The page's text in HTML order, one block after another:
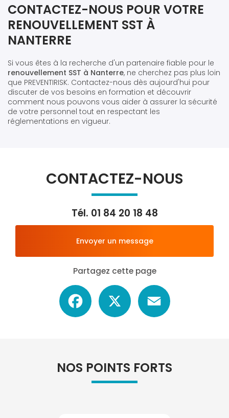
CONTACTEZ-NOUS POUR VOTRE
RENOUVELLEMENT SST À
NANTERRE
Si vous êtes à la recherche d'un partenaire fiable pour le
renouvellement SST à Nanterre, ne cherchez pas plus loin
que PREVENTIRISK. Contactez-nous dès aujourd'hui pour
discuter de vos besoins en formation et découvrir
comment nous pouvons vous aider à assurer la sécurité
de votre personnel tout en respectant les
réglementations en vigueur.
CONTACTEZ-NOUS
Tél. 01 84 20 18 48
Envoyer un message
Partagez cette page
Facebook
NOS POINTS FORTS